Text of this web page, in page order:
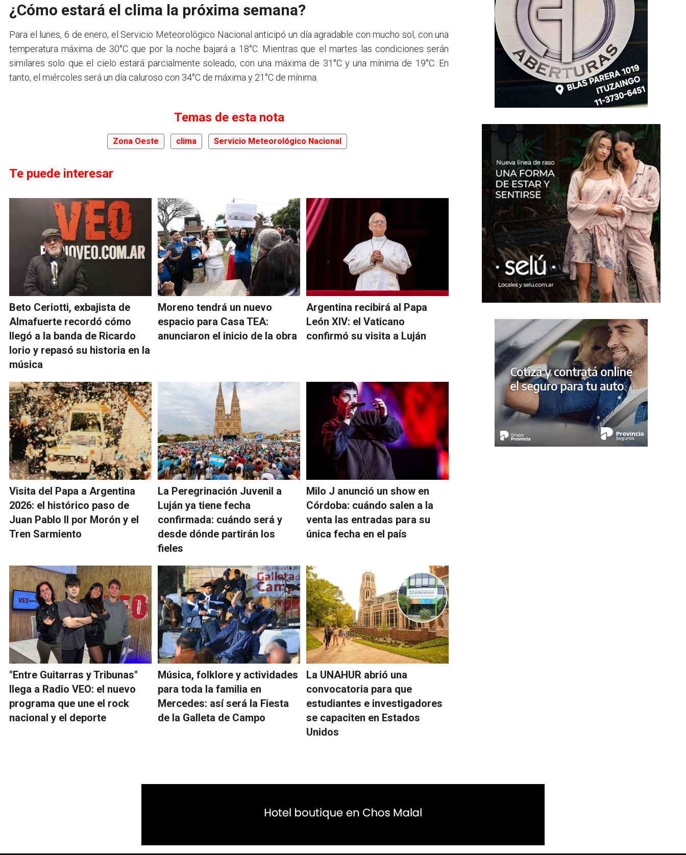
¿Cómo estará el clima la próxima semana?
Para el lunes, 6 de enero, el Servicio Meteorológico Nacional anticipó un día agradable con mucho sol, con una
temperatura máxima de 30°C que por la noche bajará a 18°C. Mientras que el martes las condiciones serán
similares solo que el cielo estará parcialmente soleado, con una máxima de 31°C y una mínima de 19°C. En
tanto, el miércoles será un día caluroso con 34°C de máxima y 21°C de mínima.
Temas de esta nota
Zona Oeste clima Servicio Meteorológico Nacional
Te puede interesar
Beto Ceriotti, exbajista de
Almafuerte recordó cómo
llegó a la banda de Ricardo
Iorio y repasó su historia en la
música
Moreno tendrá un nuevo
espacio para Casa TEA:
anunciaron el inicio de la obra
Argentina recibirá al Papa
León XIV: el Vaticano
confirmó su visita a Luján
Visita del Papa a Argentina
2026: el histórico paso de
Juan Pablo II por Morón y el
Tren Sarmiento
La Peregrinación Juvenil a
Luján ya tiene fecha
confirmada: cuándo será y
desde dónde partirán los
fieles
Milo J anunció un show en
Córdoba: cuándo salen a la
venta las entradas para su
única fecha en el país
"Entre Guitarras y Tribunas"
llega a Radio VEO: el nuevo
programa que une el rock
nacional y el deporte
Música, folklore y actividades
para toda la familia en
Mercedes: así será la Fiesta
de la Galleta de Campo
La UNAHUR abrió una
convocatoria para que
estudiantes e investigadores
se capaciten en Estados
Unidos